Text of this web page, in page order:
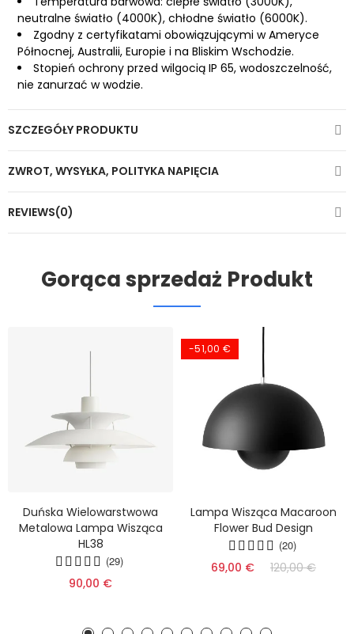
neutralne światło (4000K), chłodne światło (6000K).
Zgodny z certyfikatami obowiązującymi w Ameryce
Północnej, Australii, Europie i na Bliskim Wschodzie.
Stopień ochrony przed wilgocią IP 65, wodoszczelność,
nie zanurzać w wodzie.
SZCZEGÓŁY PRODUKTU
ZWROT, WYSYŁKA, POLITYKA NAPIĘCIA
REVIEWS(0)
Gorąca sprzedaż Produkt
Duńska Wielowarstwowa
Metalowa Lampa Wisząca
HL38
(29)
90,00 €
-51,00 €
Lampa Wisząca Macaroon
Flower Bud Design
(20)
69,00 € 120,00 €